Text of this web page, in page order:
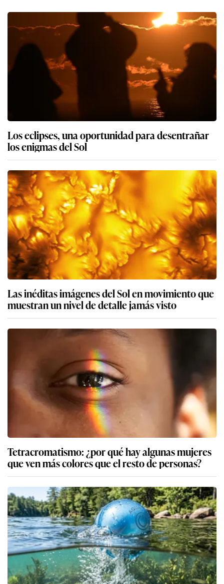
Los eclipses, una oportunidad para desentrañar
los enigmas del Sol
Las inéditas imágenes del Sol en movimiento que
muestran un nivel de detalle jamás visto
Tetracromatismo: ¿por qué hay algunas mujeres
que ven más colores que el resto de personas?